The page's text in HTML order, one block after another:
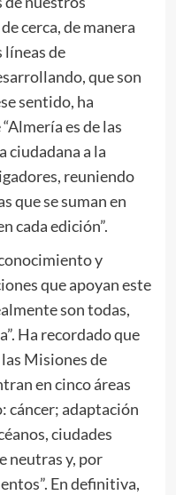
cerca, de manera
líneas de
que son
sentido, ha
es de las
ciudadana a la
reuniendo
que se suman en
cada edición”.
y
que apoyan este
son todas,
Ha recordado que
Misiones de
en cinco áreas
cáncer; adaptación
ciudades
neutras y, por
En definitiva,